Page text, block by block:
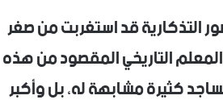
التذكارية قد استغربت من صغر
التاريخي المقصود من هذه
كثيرة مشابهة له، بل وأكبر